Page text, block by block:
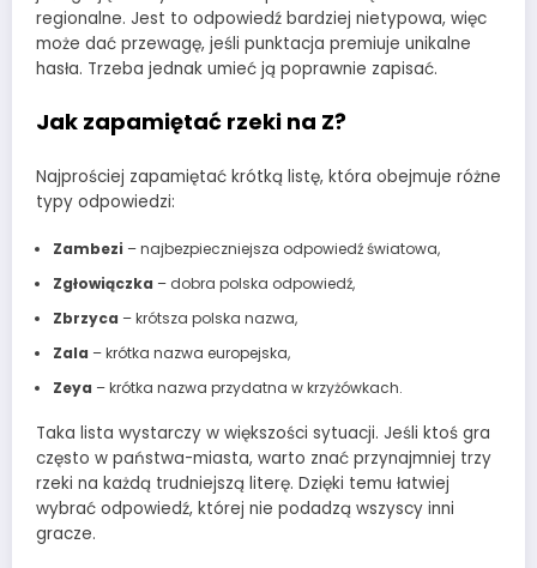
regionalne. Jest to odpowiedź bardziej nietypowa, więc
może dać przewagę, jeśli punktacja premiuje unikalne
hasła. Trzeba jednak umieć ją poprawnie zapisać.
Jak zapamiętać rzeki na Z?
Najprościej zapamiętać krótką listę, która obejmuje różne
typy odpowiedzi:
Zambezi – najbezpieczniejsza odpowiedź światowa,
Zgłowiączka – dobra polska odpowiedź,
Zbrzyca – krótsza polska nazwa,
Zala – krótka nazwa europejska,
Zeya – krótka nazwa przydatna w krzyżówkach.
Taka lista wystarczy w większości sytuacji. Jeśli ktoś gra
często w państwa-miasta, warto znać przynajmniej trzy
rzeki na każdą trudniejszą literę. Dzięki temu łatwiej
wybrać odpowiedź, której nie podadzą wszyscy inni
gracze.